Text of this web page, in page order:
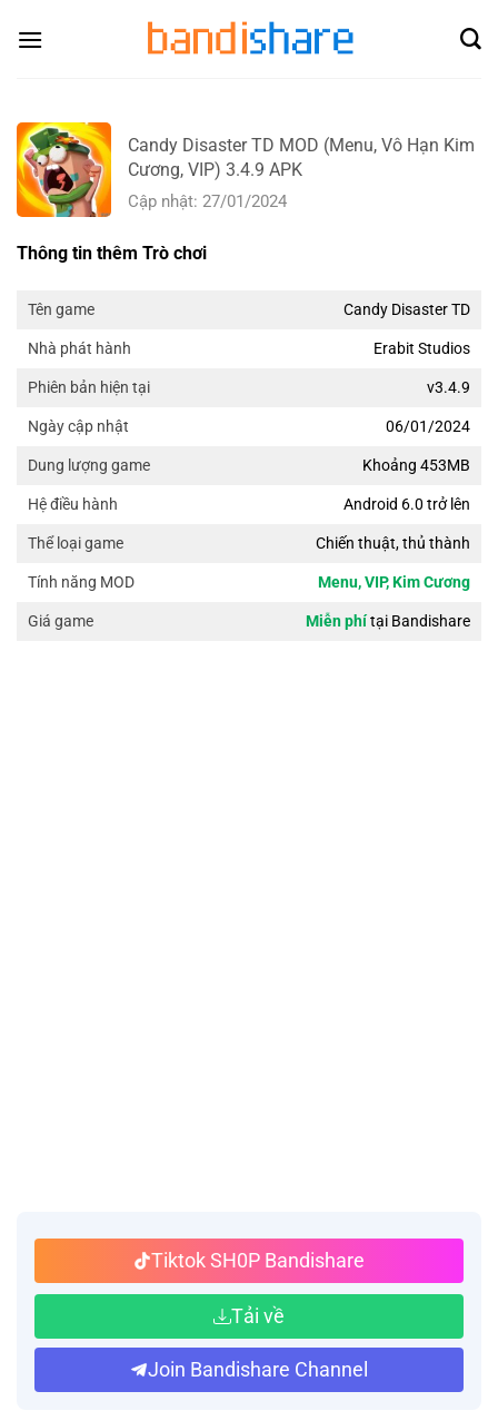
Candy Disaster TD MOD (Menu, Vô Hạn Kim
Cương, VIP) 3.4.9 APK
Cập nhật: 27/01/2024
Thông tin thêm Trò chơi
Tên game Candy Disaster TD
Nhà phát hành Erabit Studios
Phiên bản hiện tại v3.4.9
Ngày cập nhật 06/01/2024
Dung lượng game Khoảng 453MB
Hệ điều hành Android 6.0 trở lên
Thể loại game Chiến thuật, thủ thành
Tính năng MOD Menu, VIP, Kim Cương
Giá game Miễn phítại Bandishare
Tiktok SH0P Bandishare
Tải về
Join Bandishare Channel